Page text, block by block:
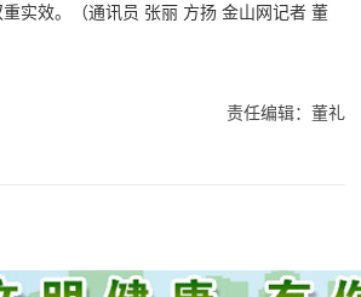
实效。（通讯员 张丽 方扬 金山网记者 董
责任编辑：董礼